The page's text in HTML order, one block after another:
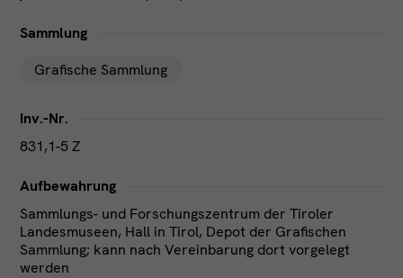
Sammlung
Grafische Sammlung
Inv.-Nr.
831,1-5 Z
Aufbewahrung
Sammlungs- und Forschungszentrum der Tiroler
Landesmuseen, Hall in Tirol, Depot der Grafischen
Sammlung; kann nach Vereinbarung dort vorgelegt
werden